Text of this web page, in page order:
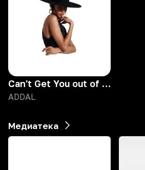
Can't Get You out of My Head
ADDAL
Медиатека